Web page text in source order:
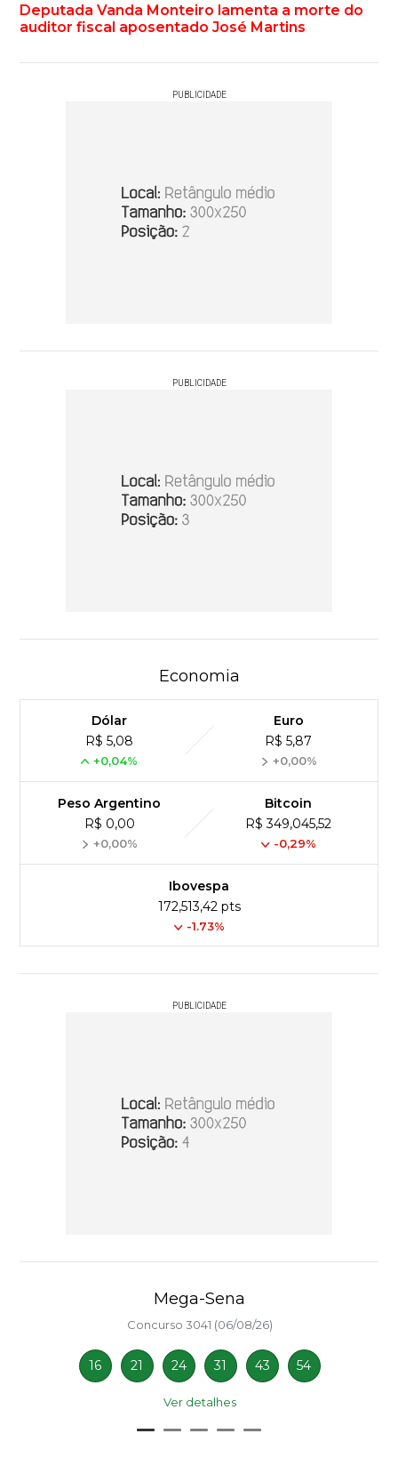
Deputada Vanda Monteiro lamenta a morte do
auditor fiscal aposentado José Martins
PUBLICIDADE
PUBLICIDADE
Economia
Dólar
R$ 5,08
+0,04%
Euro
R$ 5,87
+0,00%
Peso Argentino
R$ 0,00
+0,00%
Bitcoin
R$ 349,045,52
-0,29%
Ibovespa
172,513,42 pts
-1.73%
PUBLICIDADE
Mega-Sena
Concurso 3041 (06/08/26)
16 21 24 31 43 54
Ver detalhes